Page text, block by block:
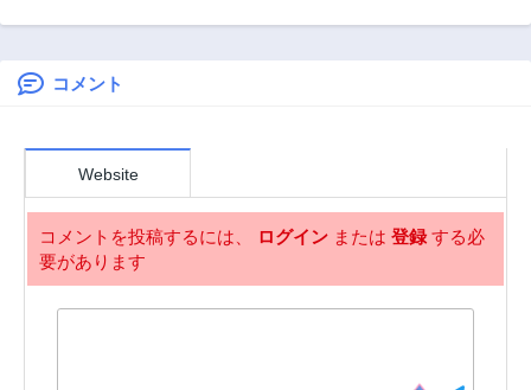
すべてをねじ伏せ
る～
ことになりました
コメント
Website
コメントを投稿するには、 ログイン または 登録する必
要があります